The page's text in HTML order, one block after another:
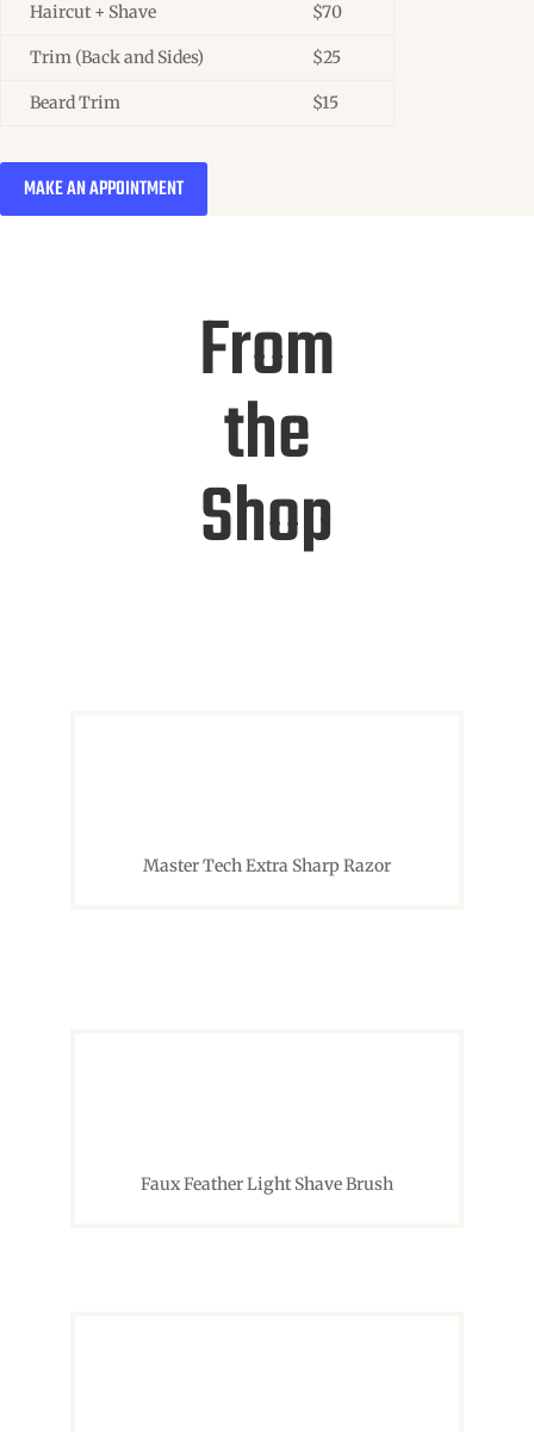
Haircut + Shave $70
Trim (Back and Sides) $25
Beard Trim $15
MAKE AN APPOINTMENT
From
the
Shop
Master Tech Extra Sharp Razor
Faux Feather Light Shave Brush